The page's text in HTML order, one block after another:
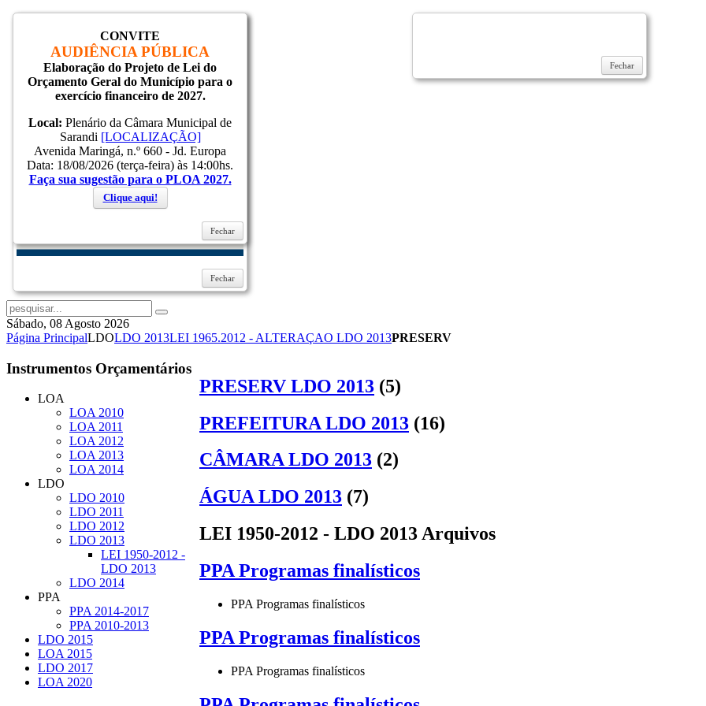
Inicial
Notícias
Serviços
Secretarias
Cidade
Ouvidoria
WebMail
...
Ajuda
Login
Entrar
Sábado, 08 Agosto 2026
Página PrincipalLDOLDO 2013LEI 1965.2012 - ALTERAÇAO LDO 2013PRESERV
PRESERV LDO 2013 (5)
PREFEITURA LDO 2013 (16)
CÂMARA LDO 2013 (2)
ÁGUA LDO 2013 (7)
LEI 1950-2012 - LDO 2013 Arquivos
PPA Programas finalísticos
PPA Programas finalísticos
PPA Programas finalísticos
PPA Programas finalísticos
Instrumentos Orçamentários
LOA
LOA 2010
LOA 2011
LOA 2012
LOA 2013
LOA 2014
LDO
LDO 2010
LDO 2011
LDO 2012
LDO 2013
LEI 1950-2012 -
LDO 2013
LDO 2014
PPA
PPA 2014-2017
PPA 2010-2013
LDO 2015
LOA 2015
LDO 2017
LOA 2020
Fechar
CONVITE
AUDIÊNCIA PÚBLICA
Elaboração do Projeto de Lei do
Orçamento Geral do Município para o
exercício financeiro de 2027.
Local: Plenário da Câmara Municipal de
Sarandi [LOCALIZAÇÃO]
Avenida Maringá, n.º 660 - Jd. Europa
Data: 18/08/2026 (terça-feira) às 14:00hs.
Faça sua sugestão para o PLOA 2027.
Clique aqui!
Fechar
Fechar